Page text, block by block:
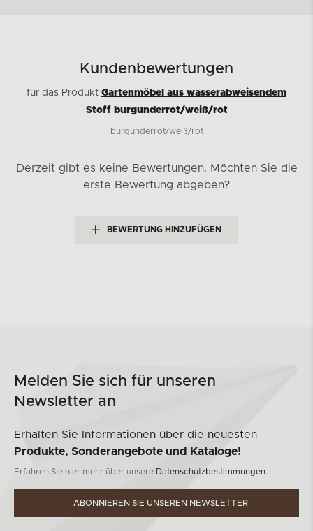
Kundenbewertungen
für das Produkt Gartenmöbel aus wasserabweisendem
Stoff burgunderrot/weiß/rot
burgunderrot/weiß/rot
Derzeit gibt es keine Bewertungen. Möchten Sie die
erste Bewertung abgeben?
BEWERTUNG HINZUFÜGEN
Melden Sie sich für unseren
Newsletter an
Erhalten Sie Informationen über die neuesten
Produkte, Sonderangebote und Kataloge!
Erfahren Sie hier mehr über unsere Datenschutzbestimmungen.
ABONNIEREN SIE UNSEREN NEWSLETTER